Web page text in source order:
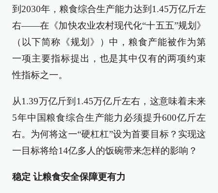
到2030年，粮食综合生产能力达到1.45万亿斤左
右——在《加快农业农村现代化“十五五”规划》
（以下简称《规划》）中，粮食产能被作为第
一项主要指标提出，也是其中仅有的两项约束
性指标之一。
从1.39万亿斤到1.45万亿斤左右，这意味着未来
5年中国粮食综合生产能力必须提升600亿斤左
右。为何将这一“硬杠杠”设为首要目标？实现这
一目标将给14亿多人的饭碗带来怎样的影响？
稳定 让粮食安全保障更有力